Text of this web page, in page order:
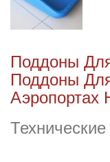
Поддоны
Поддоны
Аэропортах